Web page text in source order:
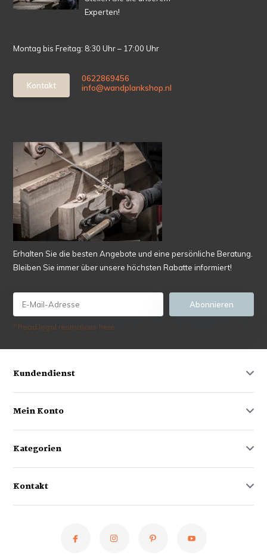
Experten!
Montag bis Freitag: 8:30 Uhr – 17:00 Uhr
Kontakt
0622869456
info@wandplankshop.nl
Erhalten Sie die besten Angebote und eine persönliche Beratung.
Bleiben Sie immer über unsere höchsten Rabatte informiert!
Abonnieren
* Read legal restrictions here
Kundendienst
Mein Konto
Kategorien
Kontakt